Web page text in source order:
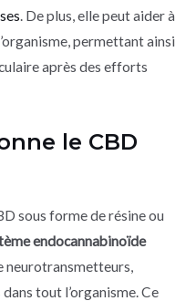
. De plus, elle peut aider à
permettant ainsi
après des efforts
le CBD
sous forme de résine ou
endocannabinoïde
neurotransmetteurs,
tout l’organisme. Ce